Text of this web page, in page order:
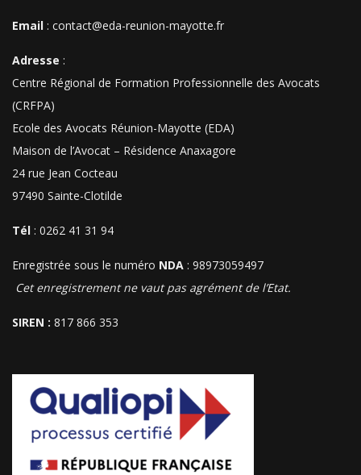
Email : contact@eda-reunion-mayotte.fr
Adresse :
Centre Régional de Formation Professionnelle des Avocats
(CRFPA)
Ecole des Avocats Réunion-Mayotte (EDA)
Maison de l’Avocat – Résidence Anaxagore
24 rue Jean Cocteau
97490 Sainte-Clotilde
Tél : 0262 41 31 94
Enregistrée sous le numéro NDA : 98973059497
Cet enregistrement ne vaut pas agrément de l’Etat.
SIREN : 817 866 353